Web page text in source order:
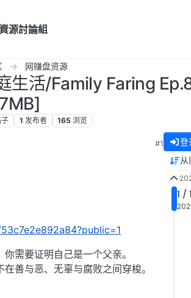
源討論組
网赚盘资源
活/Family Faring
1 发布者 165 浏览
#1
需要证明自己是一个父亲。
善与恶、无辜与腐败之间穿梭。
登
从
1 / 1